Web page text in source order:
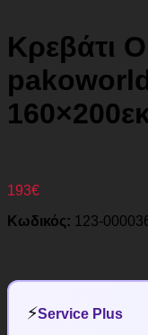
Κρεβάτι
193€
Κωδικός: 123-
⚡Service Plus